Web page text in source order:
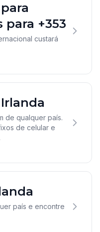
+353
custará
de qualquer país.
de celular e
país e encontre